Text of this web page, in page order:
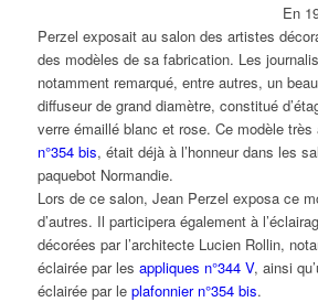
En
Perzel exposait au salon des artistes
des modèles de sa fabrication. Les
notamment remarqué, entre autres, un
diffuseur de grand diamètre, constitué
verre émaillé blanc et rose. Ce modèle très
n°354 bis, était déjà à l’honneur dans les
paquebot Normandie.
Lors de ce salon, Jean Perzel exposa ce
d’autres. Il participera également à
décorées par l’architecte Lucien Rollin,
éclairée par les appliques n°344 V, ainsi
éclairée par le plafonnier n°354 bis.